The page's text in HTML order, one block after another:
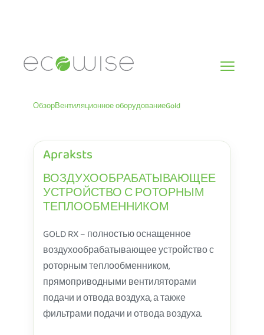
content
ОбзорВентиляционное оборудованиеGold
Apraksts
ВОЗДУХООБРАБАТЫВАЮЩЕЕ
УСТРОЙСТВО С РОТОРНЫМ
ТЕПЛООБМЕННИКОМ
GOLD RX – полностью оснащенное
воздухообрабатывающее устройство с
роторным теплообменником,
прямоприводными вентиляторами
подачи и отвода воздуха, а также
фильтрами подачи и отвода воздуха.